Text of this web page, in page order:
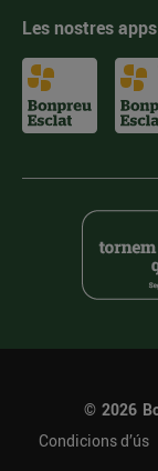
Les nostres apps
© 2026
Condicions d’ús